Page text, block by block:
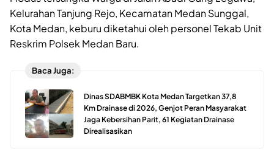
Kelurahan Tanjung Rejo, Kecamatan Medan Sunggal,
Kota Medan, keburu diketahui oleh personel Tekab Unit
Reskrim Polsek Medan Baru.
Baca Juga:
Dinas SDABMBK Kota Medan Targetkan 37,8
Km Drainase di 2026, Genjot Peran Masyarakat
Jaga Kebersihan Parit, 61 Kegiatan Drainase
Direalisasikan